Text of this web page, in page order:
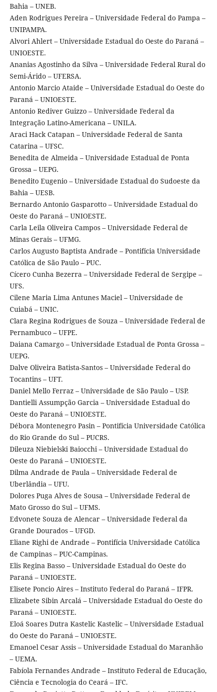
Bahia – UNEB.
Aden Rodrigues Pereira – Universidade Federal do Pampa –
UNIPAMPA.
Alvori Ahlert – Universidade Estadual do Oeste do Paraná –
UNIOESTE.
Ananias Agostinho da Silva – Universidade Federal Rural do
Semi-Árido – UFERSA.
Antonio Marcio Ataide – Universidade Estadual do Oeste do
Paraná – UNIOESTE.
Antonio Rediver Guizzo – Universidade Federal da
Integração Latino-Americana – UNILA.
Araci Hack Catapan – Universidade Federal de Santa
Catarina – UFSC.
Benedita de Almeida – Universidade Estadual de Ponta
Grossa – UEPG.
Benedito Eugenio – Universidade Estadual do Sudoeste da
Bahia – UESB.
Bernardo Antonio Gasparotto – Universidade Estadual do
Oeste do Paraná – UNIOESTE.
Carla Leila Oliveira Campos – Universidade Federal de
Minas Gerais – UFMG.
Carlos Augusto Baptista Andrade – Pontifícia Universidade
Católica de São Paulo – PUC.
Cícero Cunha Bezerra – Universidade Federal de Sergipe –
UFS.
Cilene Maria Lima Antunes Maciel – Universidade de
Cuiabá – UNIC.
Clara Regina Rodrigues de Souza – Universidade Federal de
Pernambuco – UFPE.
Daiana Camargo – Universidade Estadual de Ponta Grossa –
UEPG.
Dalve Oliveira Batista-Santos – Universidade Federal do
Tocantins – UFT.
Daniel Mello Ferraz – Universidade de São Paulo – USP.
Dantielli Assumpção Garcia – Universidade Estadual do
Oeste do Paraná – UNIOESTE.
Débora Montenegro Pasin – Pontifícia Universidade Católica
do Rio Grande do Sul – PUCRS.
Dileuza Niebielski Baiocchi – Universidade Estadual do
Oeste do Paraná – UNIOESTE.
Dilma Andrade de Paula – Universidade Federal de
Uberlândia – UFU.
Dolores Puga Alves de Sousa – Universidade Federal de
Mato Grosso do Sul – UFMS.
Edvonete Souza de Alencar – Universidade Federal da
Grande Dourados – UFGD.
Eliane Righi de Andrade – Pontifícia Universidade Católica
de Campinas – PUC-Campinas.
Elis Regina Basso – Universidade Estadual do Oeste do
Paraná – UNIOESTE.
Elisete Poncio Aires – Instituto Federal do Paraná – IFPR.
Elizabete Sibin Arcalá – Universidade Estadual do Oeste do
Paraná – UNIOESTE.
Eloá Soares Dutra Kastelic Kastelic – Universidade Estadual
do Oeste do Paraná – UNIOESTE.
Emanoel Cesar Assis – Universidade Estadual do Maranhão
– UEMA.
Fabíola Fernandes Andrade – Instituto Federal de Educação,
Ciência e Tecnologia do Ceará – IFC.